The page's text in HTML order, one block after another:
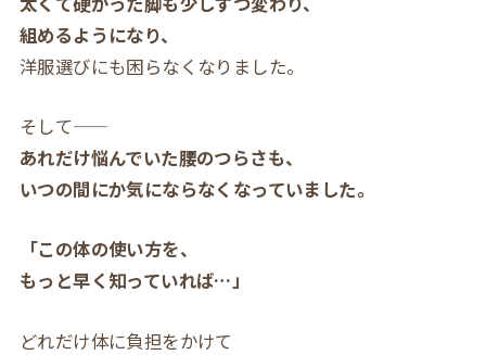
組めるようになり、
洋服選びにも困らなくなりました。
そして――
あれだけ悩んでいた腰のつらさも、
いつの間にか気にならなくなっていました。
「この体の使い方を、
もっと早く知っていれば…」
どれだけ体に負担をかけて